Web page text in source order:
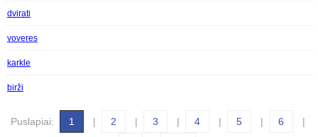
dvirati
voveres
karkle
birži
Puslapiai: 1 | 2 | 3 | 4 | 5 | 6 |